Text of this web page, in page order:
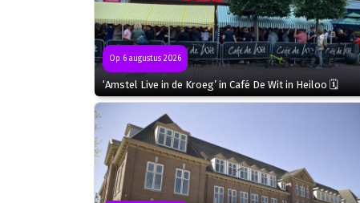
Op 6 augustus 2026
‘Amstel Live in de Kroeg’ in Café De Wit in Heiloo 🗓